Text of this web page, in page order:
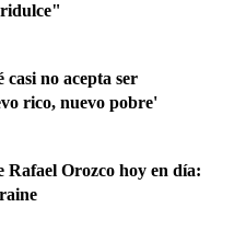
no acepta ser
rico, nuevo pobre'
Rafael Orozco hoy en día: